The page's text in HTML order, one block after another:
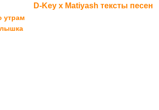
D-Key x Matiyash тексты песен
утрам